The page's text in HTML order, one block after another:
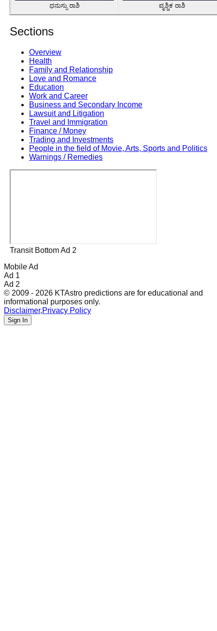
ಧನುಸ್ಸು ರಾಶಿ ವೃಶ್ಚಿಕ ರಾಶಿ
Sections
Overview
Health
Family and Relationship
Love and Romance
Education
Work and Career
Business and Secondary Income
Lawsuit and Litigation
Travel and Immigration
Finance / Money
Trading and Investments
People in the field of Movie, Arts, Sports and Politics
Warnings / Remedies
Transit Bottom Ad 2
Mobile Ad
Ad 1
Ad 2
© 2009 - 2026 KTAstro predictions are for educational and
informational purposes only.
Disclaimer,Privacy Policy
Sign In